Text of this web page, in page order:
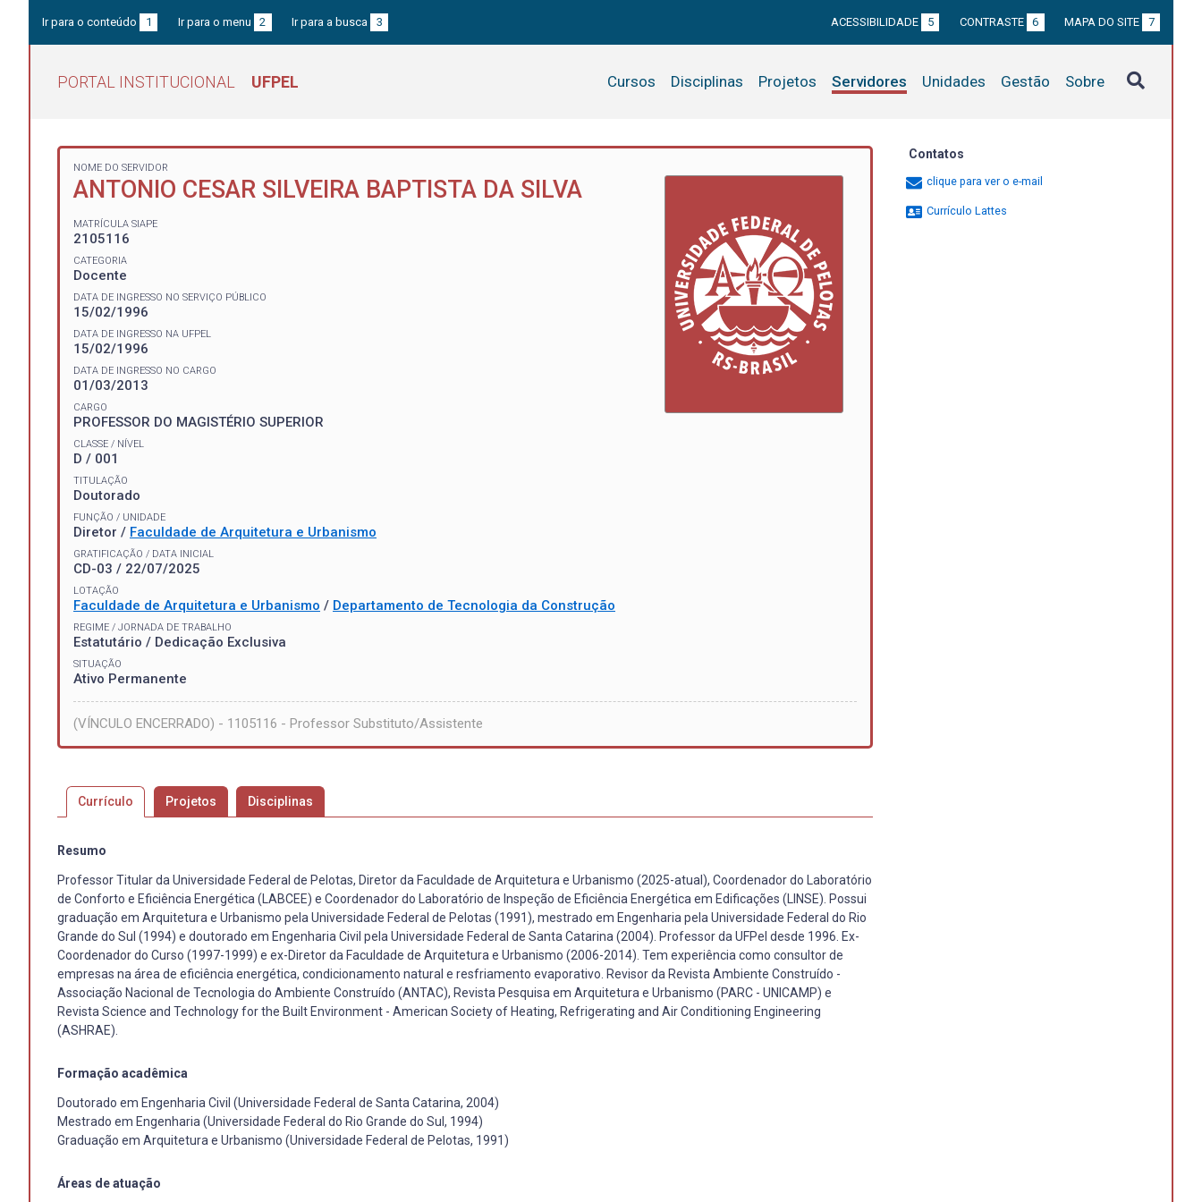
Ir para o conteúdo 1 Ir para o menu 2 Ir para a busca 3 ACESSIBILIDADE 5 CONTRASTE 6 MAPA DO SITE 7
PORTAL INSTITUCIONAL UFPEL Cursos Disciplinas Projetos Servidores Unidades Gestão Sobre
NOME DO SERVIDOR
ANTONIO CESAR SILVEIRA BAPTISTA DA SILVA
MATRÍCULA SIAPE
2105116
CATEGORIA
Docente
DATA DE INGRESSO NO SERVIÇO PÚBLICO
15/02/1996
DATA DE INGRESSO NA UFPEL
15/02/1996
DATA DE INGRESSO NO CARGO
01/03/2013
CARGO
PROFESSOR DO MAGISTÉRIO SUPERIOR
CLASSE / NÍVEL
D / 001
TITULAÇÃO
Doutorado
FUNÇÃO / UNIDADE
Diretor / Faculdade de Arquitetura e Urbanismo
GRATIFICAÇÃO / DATA INICIAL
CD-03 / 22/07/2025
LOTAÇÃO
Faculdade de Arquitetura e Urbanismo / Departamento de Tecnologia da Construção
REGIME / JORNADA DE TRABALHO
Estatutário / Dedicação Exclusiva
SITUAÇÃO
Ativo Permanente
(VÍNCULO ENCERRADO) - 1105116 - Professor Substituto/Assistente
Currículo Projetos Disciplinas
Resumo
Professor Titular da Universidade Federal de Pelotas, Diretor da Faculdade de Arquitetura e Urbanismo (2025-atual), Coordenador do Laboratório
de Conforto e Eficiência Energética (LABCEE) e Coordenador do Laboratório de Inspeção de Eficiência Energética em Edificações (LINSE). Possui
graduação em Arquitetura e Urbanismo pela Universidade Federal de Pelotas (1991), mestrado em Engenharia pela Universidade Federal do Rio
Grande do Sul (1994) e doutorado em Engenharia Civil pela Universidade Federal de Santa Catarina (2004). Professor da UFPel desde 1996. Ex-
Coordenador do Curso (1997-1999) e ex-Diretor da Faculdade de Arquitetura e Urbanismo (2006-2014). Tem experiência como consultor de
empresas na área de eficiência energética, condicionamento natural e resfriamento evaporativo. Revisor da Revista Ambiente Construído -
Associação Nacional de Tecnologia do Ambiente Construído (ANTAC), Revista Pesquisa em Arquitetura e Urbanismo (PARC - UNICAMP) e
Revista Science and Technology for the Built Environment - American Society of Heating, Refrigerating and Air Conditioning Engineering
(ASHRAE).
Formação acadêmica
Doutorado em Engenharia Civil (Universidade Federal de Santa Catarina, 2004)
Mestrado em Engenharia (Universidade Federal do Rio Grande do Sul, 1994)
Graduação em Arquitetura e Urbanismo (Universidade Federal de Pelotas, 1991)
Áreas de atuação
Contatos
clique para ver o e-mail
Currículo Lattes